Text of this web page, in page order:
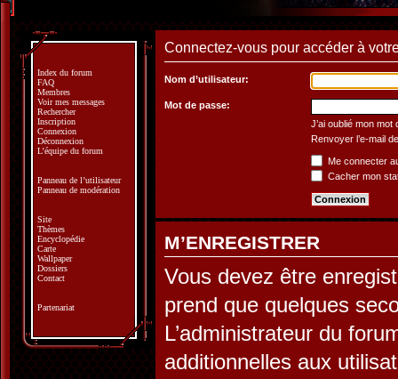
Connectez-vous pour accéder à
Nom d’utilisateur:
Mot de passe:
J’ai oublié mon mot
Renvoyer l’e-mail
Me connecter
Cacher mon
M’ENREGISTRER
Vous devez être
prend que quelques
L’administrateur du
additionnelles aux
Index du forum
FAQ
Membres
Voir mes messages
Rechercher
Inscription
Connexion
Déconnexion
L’équipe du forum
Panneau de l’utilisateur
Panneau de modération
Site
Thèmes
Encyclopédie
Carte
Wallpaper
Dossiers
Contact
Partenariat